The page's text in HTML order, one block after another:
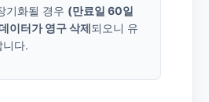
기화될 경우 (만료일 60일
이터가 영구 삭제되오니 유
니다.